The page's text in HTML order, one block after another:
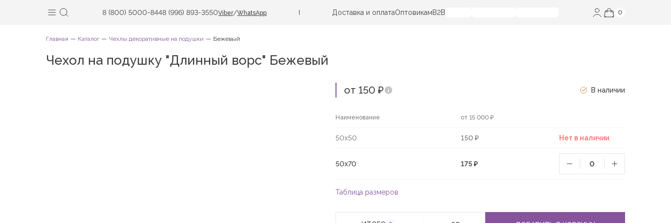
8 (800) 5000-8448 (996) 893-3550Viber/WhatsApp Доставка и оплатаОптовикамB2B 0
Главная Каталог Чехлы декоративные на подушки Бежевый
Чехол на подушку "Длинный ворс" Бежевый
от 150 ₽ В наличии
Наименование от 15 000 ₽
50х50 150 ₽ Нет в наличии
50х70 175 ₽
Таблица размеров